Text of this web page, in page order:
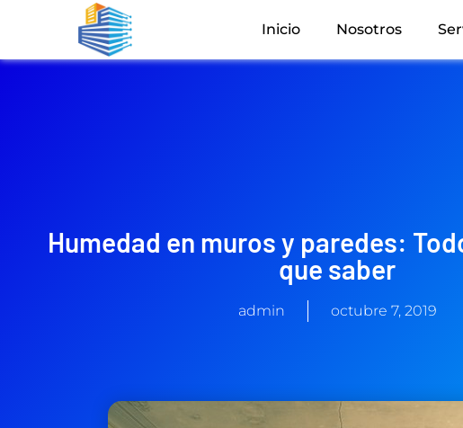
Inicio Nosotros
Humedad en muros y paredes:
que saber
admin octubre 7, 2019